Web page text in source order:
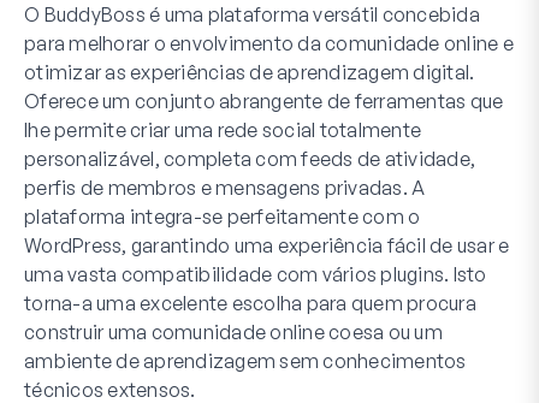
O BuddyBoss é uma plataforma versátil concebida
para melhorar o envolvimento da comunidade online e
otimizar as experiências de aprendizagem digital.
Oferece um conjunto abrangente de ferramentas que
lhe permite criar uma rede social totalmente
personalizável, completa com feeds de atividade,
perfis de membros e mensagens privadas. A
plataforma integra-se perfeitamente com o
WordPress, garantindo uma experiência fácil de usar e
uma vasta compatibilidade com vários plugins. Isto
torna-a uma excelente escolha para quem procura
construir uma comunidade online coesa ou um
ambiente de aprendizagem sem conhecimentos
técnicos extensos.